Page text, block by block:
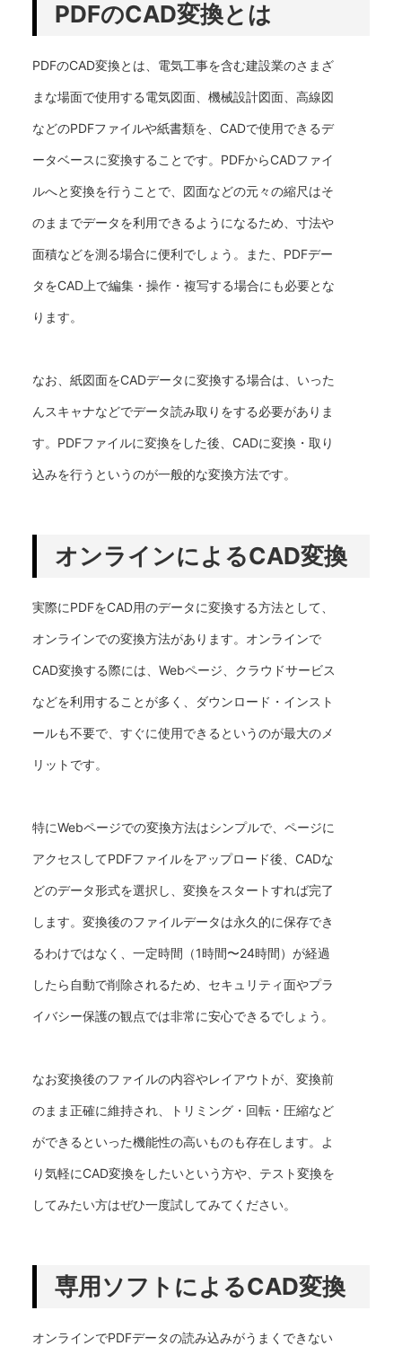
PDFのCAD変換とは
PDFのCAD変換とは、電気工事を含む建設業のさまざ
まな場面で使用する電気図面、機械設計図面、高線図
などのPDFファイルや紙書類を、CADで使用できるデ
ータベースに変換することです。PDFからCADファイ
ルへと変換を行うことで、図面などの元々の縮尺はそ
のままでデータを利用できるようになるため、寸法や
面積などを測る場合に便利でしょう。また、PDFデー
タをCAD上で編集・操作・複写する場合にも必要とな
ります。
なお、紙図面をCADデータに変換する場合は、いった
んスキャナなどでデータ読み取りをする必要がありま
す。PDFファイルに変換をした後、CADに変換・取り
込みを行うというのが一般的な変換方法です。
オンラインによるCAD変換
実際にPDFをCAD用のデータに変換する方法として、
オンラインでの変換方法があります。オンラインで
CAD変換する際には、Webページ、クラウドサービス
などを利用することが多く、ダウンロード・インスト
ールも不要で、すぐに使用できるというのが最大のメ
リットです。
特にWebページでの変換方法はシンプルで、ページに
アクセスしてPDFファイルをアップロード後、CADな
どのデータ形式を選択し、変換をスタートすれば完了
します。変換後のファイルデータは永久的に保存でき
るわけではなく、一定時間（1時間〜24時間）が経過
したら自動で削除されるため、セキュリティ面やプラ
イバシー保護の観点では非常に安心できるでしょう。
なお変換後のファイルの内容やレイアウトが、変換前
のまま正確に維持され、トリミング・回転・圧縮など
ができるといった機能性の高いものも存在します。よ
り気軽にCAD変換をしたいという方や、テスト変換を
してみたい方はぜひ一度試してみてください。
専用ソフトによるCAD変換
オンラインでPDFデータの読み込みがうまくできない